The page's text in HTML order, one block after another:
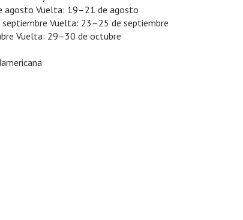
agosto Vuelta: 19–21 de agosto
Vuelta: 23–25 de septiembre
Vuelta: 29–30 de octubre